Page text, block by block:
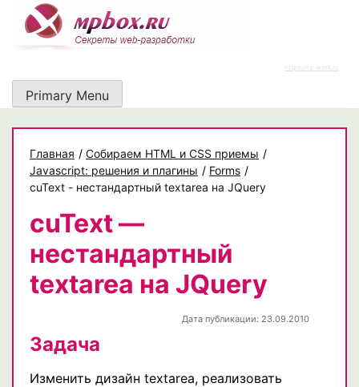
content
https://rz-work.ru
Primary Menu
Главная / Собираем HTML и CSS приемы /
Javascript: решения и плагины / Forms /
cuText - нестандартный textarea на JQuery
cuText —
нестандартный
textarea на JQuery
Дата публикации: 23.09.2010
Задача
Изменить дизайн textarea, реализовать